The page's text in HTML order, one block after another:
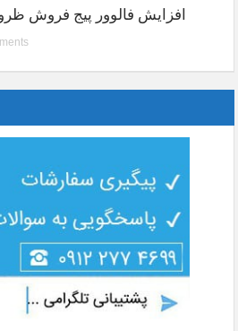
افزایش فالوور پیج فروش